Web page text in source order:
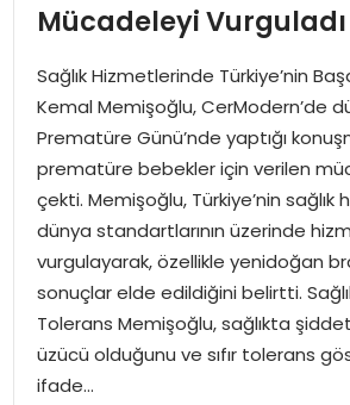
SPOR
TEKNOLOJI
SAĞLIK
MAGAZIN
YAŞAM
Mücadeleyi Vurguladı
Sağlık Hizmetlerinde Türkiye’nin
Kemal Memişoğlu, CerModern’de
Prematüre Günü’nde yaptığı
prematüre bebekler için verilen
çekti. Memişoğlu, Türkiye’nin sağlık
dünya standartlarının üzerinde
vurgulayarak, özellikle yenidoğan
sonuçlar elde edildiğini belirtti.
Tolerans Memişoğlu, sağlıkta şiddet
üzücü olduğunu ve sıfır tolerans
ifade…